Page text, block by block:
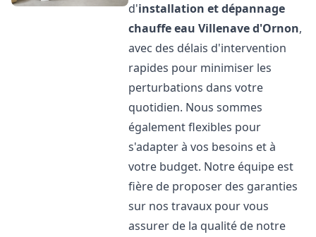
d'installation et dépannage
chauffe eau Villenave d'Ornon,
avec des délais d'intervention
rapides pour minimiser les
perturbations dans votre
quotidien. Nous sommes
également flexibles pour
s'adapter à vos besoins et à
votre budget. Notre équipe est
fière de proposer des garanties
sur nos travaux pour vous
assurer de la qualité de notre